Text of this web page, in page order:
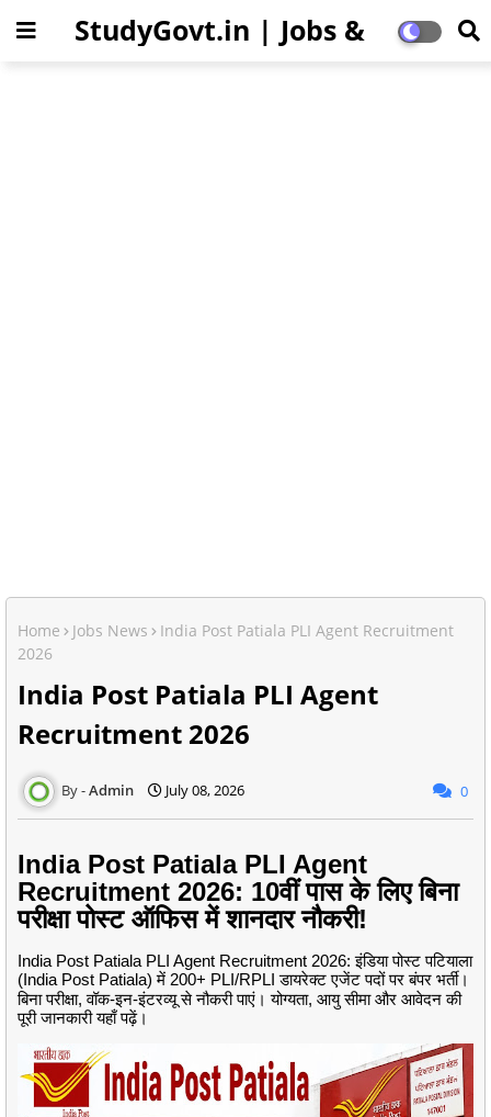
StudyGovt.in | Jobs &
Home Jobs News
India Post Patiala PLI Agent Recruitment
2026
India Post Patiala PLI Agent
Recruitment 2026
Admin July 08, 2026 0
India Post Patiala PLI Agent
Recruitment 2026: 10वीं पास के लिए बिना
परीक्षा पोस्ट ऑफिस में शानदार नौकरी!
India Post Patiala PLI Agent Recruitment 2026: इंडिया पोस्ट पटियाला
(India Post Patiala) में 200+ PLI/RPLI डायरेक्ट एजेंट पदों पर बंपर भर्ती।
बिना परीक्षा, वॉक-इन-इंटरव्यू से नौकरी पाएं। योग्यता, आयु सीमा और आवेदन की
पूरी जानकारी यहाँ पढ़ें।